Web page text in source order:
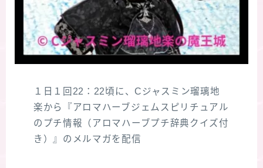
１日１回22：22頃に、Cジャスミン瑠璃地
楽から『アロマハーブジェムスピリチュアル
のプチ情報（アロマハーブプチ辞典クイズ付
き）』のメルマガを配信